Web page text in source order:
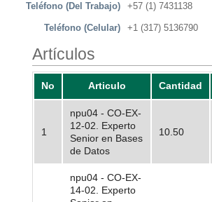
Teléfono (Del Trabajo)
+57 (1) 7431138
Teléfono (Celular) +1 (317) 5136790
Artículos
No Articulo Cantidad
1
npu04 - CO-EX-
12-02. Experto
Senior en Bases
de Datos
10.50
npu04 - CO-EX-
14-02. Experto